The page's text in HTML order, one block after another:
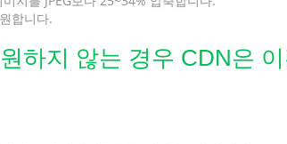
합니다.
하지 않는 경우 CDN은